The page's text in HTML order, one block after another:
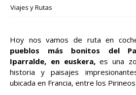
Viajes y Rutas
Hoy nos vamos de ruta en
pueblos más bonitos del
Iparralde, en euskera,es una
historia y paisajes
ubicada en Francia, entre los